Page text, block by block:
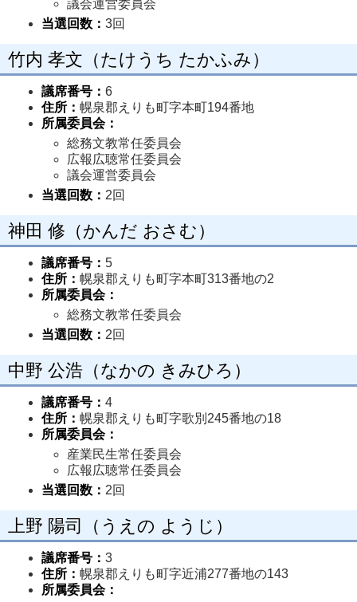
議会運営委員会
当選回数： 3回
竹内 孝文（たけうち たかふみ）
議席番号： 6
住所： 幌泉郡えりも町字本町194番地
所属委員会：
総務文教常任委員会
広報広聴常任委員会
議会運営委員会
当選回数： 2回
神田 修（かんだ おさむ）
議席番号： 5
住所： 幌泉郡えりも町字本町313番地の2
所属委員会：
総務文教常任委員会
当選回数： 2回
中野 公浩（なかの きみひろ）
議席番号： 4
住所： 幌泉郡えりも町字歌別245番地の18
所属委員会：
産業民生常任委員会
広報広聴常任委員会
当選回数： 2回
上野 陽司（うえの ようじ）
議席番号： 3
住所： 幌泉郡えりも町字近浦277番地の143
所属委員会：